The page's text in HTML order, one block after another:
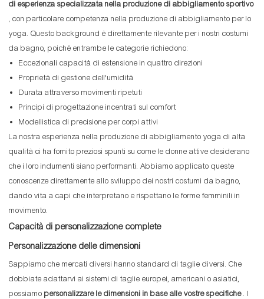
di esperienza specializzata nella produzione di abbigliamento sportivo
, con particolare competenza nella produzione di abbigliamento per lo
yoga. Questo background è direttamente rilevante per i nostri costumi
da bagno, poiché entrambe le categorie richiedono:
Eccezionali capacità di estensione in quattro direzioni
Proprietà di gestione dell'umidità
Durata attraverso movimenti ripetuti
Principi di progettazione incentrati sul comfort
Modellistica di precisione per corpi attivi
La nostra esperienza nella produzione di abbigliamento yoga di alta
qualità ci ha fornito preziosi spunti su come le donne attive desiderano
che i loro indumenti siano performanti. Abbiamo applicato queste
conoscenze direttamente allo sviluppo dei nostri costumi da bagno,
dando vita a capi che interpretano e rispettano le forme femminili in
movimento.
Capacità di personalizzazione complete
Personalizzazione delle dimensioni
Sappiamo che mercati diversi hanno standard di taglie diversi. Che
dobbiate adattarvi ai sistemi di taglie europei, americani o asiatici,
possiamo personalizzare le dimensioni in base alle vostre specifiche. I